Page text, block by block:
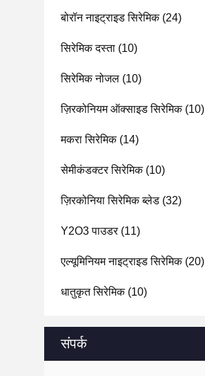
बोरॉन नाइट्राइड सिरेमिक(24)
सिरेमिक दस्ता (10)
सिरेमिक नोजल (10)
ज़िरकोनियम ऑक्साइड सिरेमिक(10)
मकरा सिरेमिक(14)
सेमीकंडक्टर सिरेमिक(10)
ज़िरकोनिया सिरेमिक ब्लेड (32)
Y2O3 पाउडर(11)
एल्यूमिनियम नाइट्राइड सिरेमिक(20)
धातुकृत सिरेमिक(10)
संपर्क